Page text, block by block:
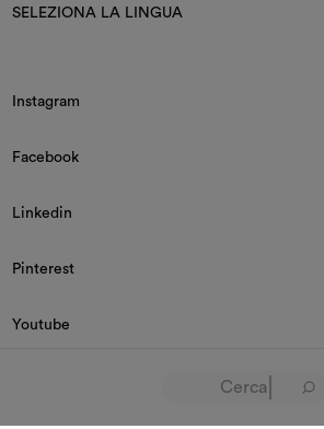
SELEZIONA LA LINGUA
Instagram
Facebook
Linkedin
Pinterest
Youtube
© 2026 Dedar P.IVA